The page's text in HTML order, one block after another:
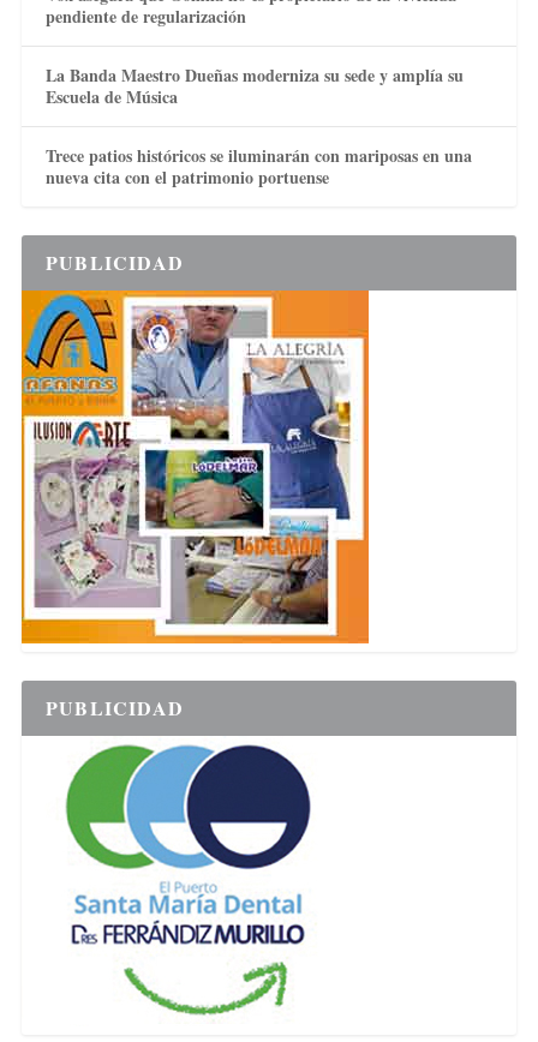
pendiente de regularización
La Banda Maestro Dueñas moderniza su sede y amplía su
Escuela de Música
Trece patios históricos se iluminarán con mariposas en una
nueva cita con el patrimonio portuense
PUBLICIDAD
PUBLICIDAD